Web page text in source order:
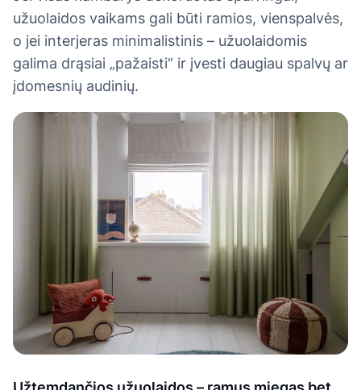
užuolaidos vaikams gali būti ramios, vienspalvės,
o jei interjeras minimalistinis – užuolaidomis
galima drąsiai „pažaisti“ ir įvesti daugiau spalvų ar
įdomesnių audinių.